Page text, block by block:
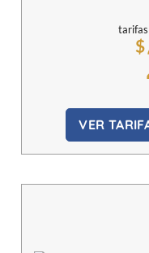
tarifas
$
VER